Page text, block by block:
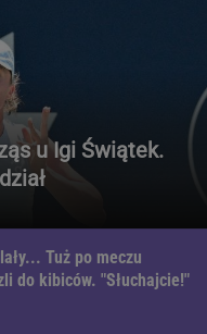
u Igi Świątek.
Tuż po meczu
do kibiców. "Słuchajcie!"